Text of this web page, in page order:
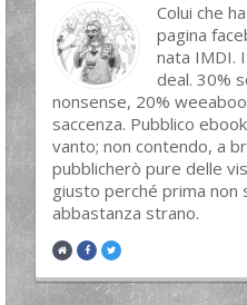
Colui che
pagina
nata IMDI.
deal. 30%
nonsense, 20%
saccenza. Pubblico
vanto; non contendo, a
pubblicherò pure delle
giusto perché prima non
abbastanza strano.